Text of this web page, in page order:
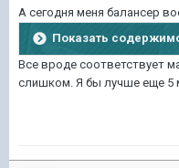
А сегодня меня балансер
Показать
Все вроде соответствует
слишком. Я бы лучше еще 5